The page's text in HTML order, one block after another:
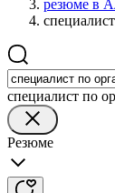
резюме в
специалист по
Резюме